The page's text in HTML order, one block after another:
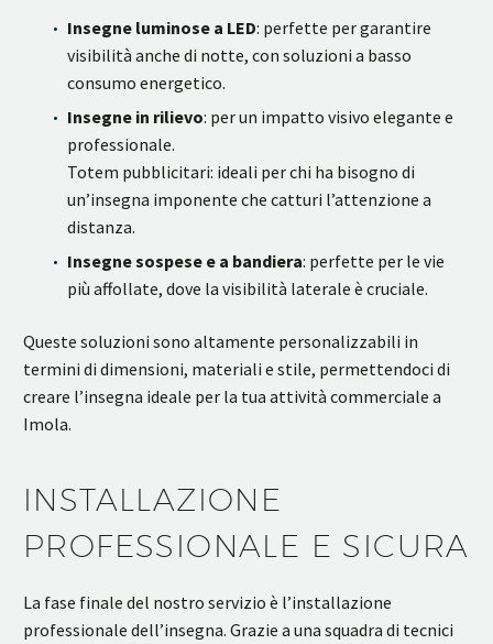
Insegne luminose a LED: perfette per garantire
visibilità anche di notte, con soluzioni a basso
consumo energetico.
Insegne in rilievo: per un impatto visivo elegante e
professionale.
Totem pubblicitari: ideali per chi ha bisogno di
un’insegna imponente che catturi l’attenzione a
distanza.
Insegne sospese e a bandiera: perfette per le vie
più affollate, dove la visibilità laterale è cruciale.
Queste soluzioni sono altamente personalizzabili in
termini di dimensioni, materiali e stile, permettendoci di
creare l’insegna ideale per la tua attività commerciale a
Imola.
INSTALLAZIONE
PROFESSIONALE E SICURA
La fase finale del nostro servizio è l’installazione
professionale dell’insegna. Grazie a una squadra di tecnici